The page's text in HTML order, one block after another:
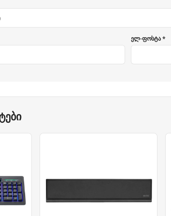
ელ-ფოსტა *